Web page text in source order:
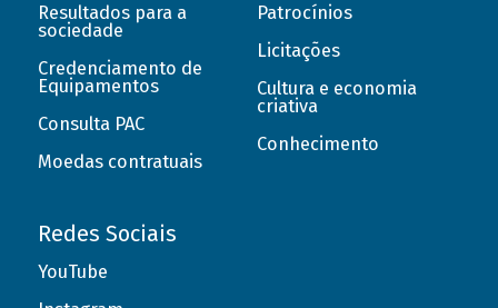
Resultados para a
sociedade
Credenciamento de
Equipamentos
Consulta PAC
Moedas contratuais
Patrocínios
Licitações
Cultura e economia
criativa
Conhecimento
Redes Sociais
YouTube